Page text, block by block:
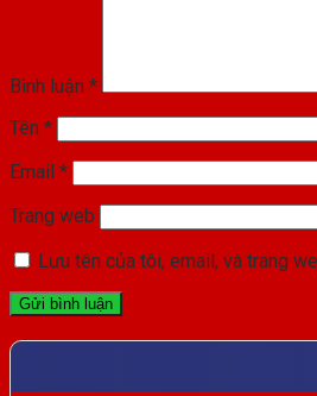
Bình luận *
Tên *
Email *
Trang web
Lưu tên của tôi, email, và trang